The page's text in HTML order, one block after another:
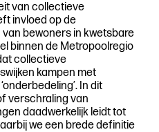
van collectieve
invloed op de
bewoners in kwetsbare
binnen de Metropoolregio
collectieve
kampen met
In dit
verschraling van
daadwerkelijk leidt tot
we een brede definitie